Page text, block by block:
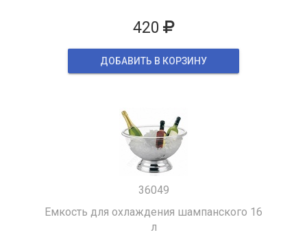
420
ДОБАВИТЬ В КОРЗИНУ
36049
Емкость для охлаждения шампанского 16
л